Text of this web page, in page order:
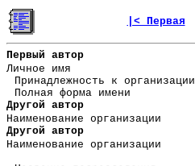
|< Первая
Первый автор
Личное имя
Принадлежность к организации
Полная форма имени
Другой автор
Наименование организации
Другой автор
Наименование организации